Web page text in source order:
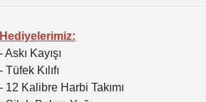
Hediyelerimiz:
- Askı Kayışı
- Tüfek Kılıfı
- 12 Kalibre Harbi Takımı